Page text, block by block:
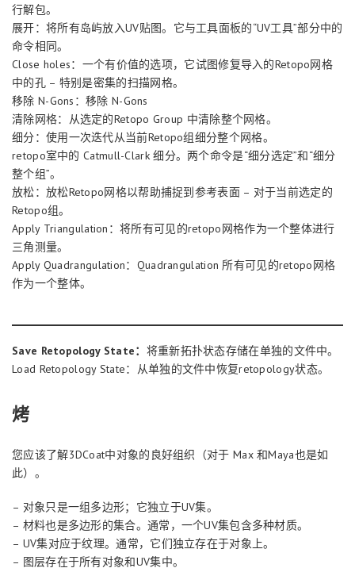
行解包。
展开：将所有岛屿放入UV贴图。它与工具面板的“UV工具”部分中的
命令相同。
Close holes：一个有价值的选项，它试图修复导入的Retopo网格
中的孔 – 特别是密集的扫描网格。
移除 N-Gons：移除 N-Gons
清除网格：从选定的Retopo Group 中清除整个网格。
细分：使用一次迭代从当前Retopo组细分整个网格。
retopo室中的 Catmull-Clark 细分。两个命令是“细分选定”和“细分
整个组”。
放松：放松Retopo网格以帮助捕捉到参考表面 – 对于当前选定的
Retopo组。
Apply Triangulation：将所有可见的retopo网格作为一个整体进行
三角测量。
Apply Quadrangulation：Quadrangulation 所有可见的retopo网格
作为一个整体。
Save Retopology State： 将重新拓扑状态存储在单独的文件中。
Load Retopology State：从单独的文件中恢复retopology状态。
烤
您应该了解3DCoat中对象的良好组织（对于 Max 和Maya也是如
此）。
– 对象只是一组多边形；它独立于UV集。
– 材料也是多边形的集合。通常，一个UV集包含多种材质。
– UV集对应于纹理。通常，它们独立存在于对象上。
– 图层存在于所有对象和UV集中。